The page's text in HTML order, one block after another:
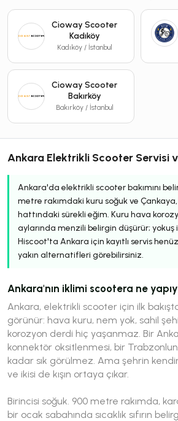
Cioway Scooter
Kadıköy
Kadıköy / İstanbul
Cioway Scooter
Bakırköy
Bakırköy / İstanbul
Ankara Elektrikli Scooter Servisi
Ankara'da elektrikli scooter bakımını
metre rakımdaki kuru soğuk ve
hattındaki sürekli eğim. Kuru hava
aylarında menzili belirgin düşürür; yokuş
Hiscoot'ta Ankara için kayıtlı servis
yakın alternatifleri görebilirsiniz.
Ankara'nın iklimi scootera ne
Ankara, elektrikli scooter için ilk
görünür: hava kuru, nem yok, sahil
korozyon derdi hiç yaşanmaz. Bir
konnektör oksitlenmesi, bir
kadar sık görülmez. Ama şehrin
ve ikisi de kışın ortaya çıkar.
Birincisi soğuk. 900 metre rakımda,
bir ocak sabahında sıcaklık sıfırın